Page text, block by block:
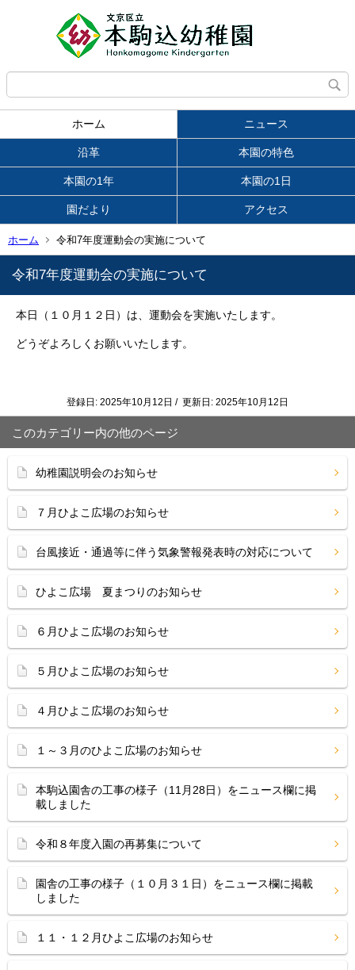
ホーム ニュース
沿革 本園の特色
本園の1年 本園の1日
園だより アクセス
ホーム 令和7年度運動会の実施について
令和7年度運動会の実施について
本日（１０月１２日）は、運動会を実施いたします。
どうぞよろしくお願いいたします。
登録日: 2025年10月12日 / 更新日: 2025年10月12日
このカテゴリー内の他のページ
幼稚園説明会のお知らせ
７月ひよこ広場のお知らせ
台風接近・通過等に伴う気象警報発表時の対応について
ひよこ広場 夏まつりのお知らせ
６月ひよこ広場のお知らせ
５月ひよこ広場のお知らせ
４月ひよこ広場のお知らせ
１～３月のひよこ広場のお知らせ
本駒込園舎の工事の様子（11月28日）をニュース欄に掲
載しました
令和８年度入園の再募集について
園舎の工事の様子（１０月３１日）をニュース欄に掲載
しました
１１・１２月ひよこ広場のお知らせ